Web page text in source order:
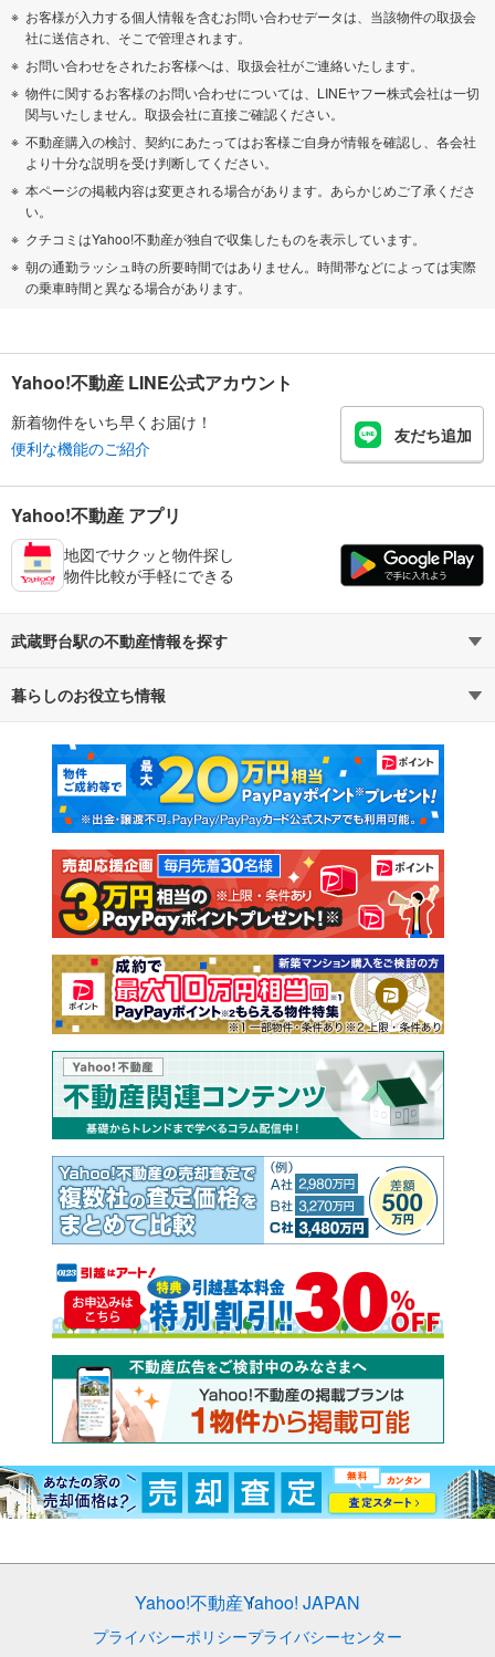
お客様が入力する個人情報を含むお問い合わせデータは、当該物件の取扱会
社に送信され、そこで管理されます。
お問い合わせをされたお客様へは、取扱会社がご連絡いたします。
物件に関するお客様のお問い合わせについては、LINEヤフー株式会社は一切
関与いたしません。取扱会社に直接ご確認ください。
不動産購入の検討、契約にあたってはお客様ご自身が情報を確認し、各会社
より十分な説明を受け判断してください。
本ページの掲載内容は変更される場合があります。あらかじめご了承くださ
い。
クチコミはYahoo!不動産が独自で収集したものを表示しています。
朝の通勤ラッシュ時の所要時間ではありません。時間帯などによっては実際
の乗車時間と異なる場合があります。
Yahoo!不動産 LINE公式アカウント
新着物件をいち早くお届け！
便利な機能のご紹介
友だち追加
Yahoo!不動産 アプリ
地図でサクッと物件探し
物件比較が手軽にできる
武蔵野台駅の不動産情報を探す
不動産・住宅
新築マンション 中古マンション
新築一戸建て 中古一戸建て
注文住宅 土地
売却査定
暮らしのお役立ち情報
マンションカタログ 教えて！住まいの先生
Yahoo!不動産Yahoo! JAPAN
プライバシーポリシープライバシーセンター